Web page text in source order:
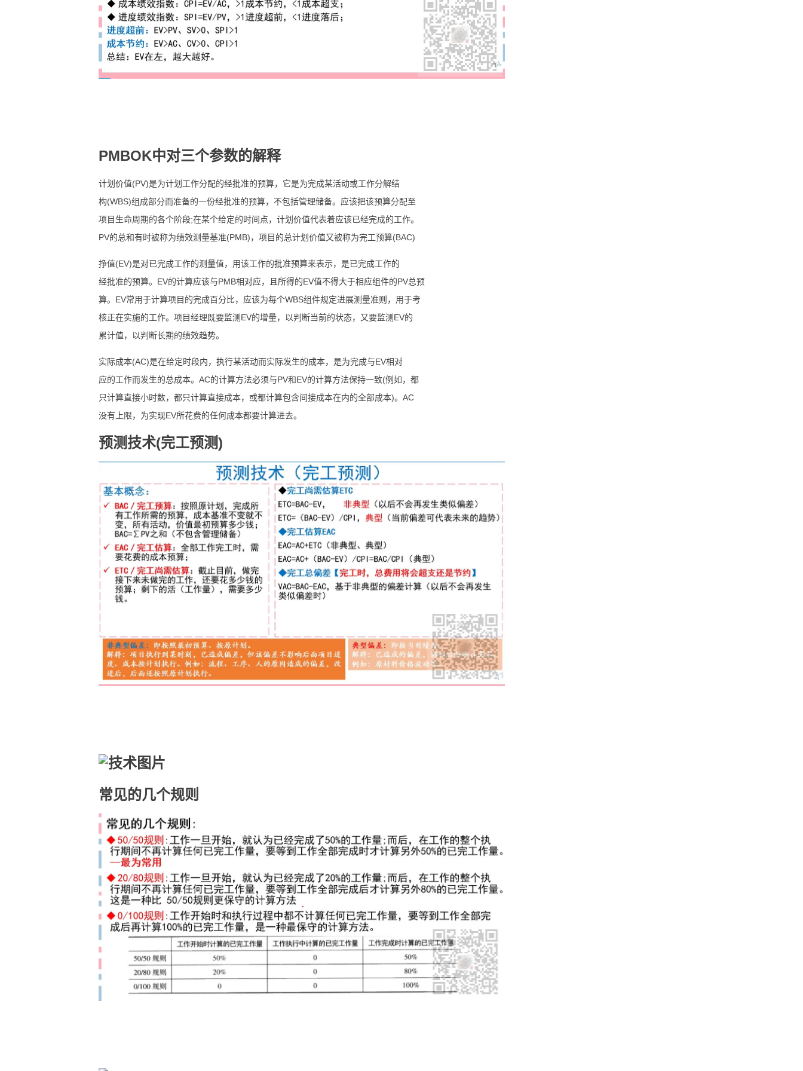
PMBOK中对三个参数的解释
计划价值(PV)是为计划工作分配的经批准的预算，它是为完成某活动或工作分解结
构(WBS)组成部分而准备的一份经批准的预算，不包括管理储备。应该把该预算分配至
项目生命周期的各个阶段;在某个给定的时间点，计划价值代表着应该已经完成的工作。
PV的总和有时被称为绩效测量基准(PMB)，项目的总计划价值又被称为完工预算(BAC)
挣值(EV)是对已完成工作的测量值，用该工作的批准预算来表示，是已完成工作的
经批准的预算。EV的计算应该与PMB相对应，且所得的EV值不得大于相应组件的PV总预
算。EV常用于计算项目的完成百分比，应该为每个WBS组件规定进展测量准则，用于考
核正在实施的工作。项目经理既要监测EV的增量，以判断当前的状态，又要监测EV的
累计值，以判断长期的绩效趋势。
实际成本(AC)是在给定时段内，执行某活动而实际发生的成本，是为完成与EV相对
应的工作而发生的总成本。AC的计算方法必须与PV和EV的计算方法保持一致(例如，都
只计算直接小时数，都只计算直接成本，或都计算包含间接成本在内的全部成本)。AC
没有上限，为实现EV所花费的任何成本都要计算进去。
预测技术(完工预测)
常见的几个规则